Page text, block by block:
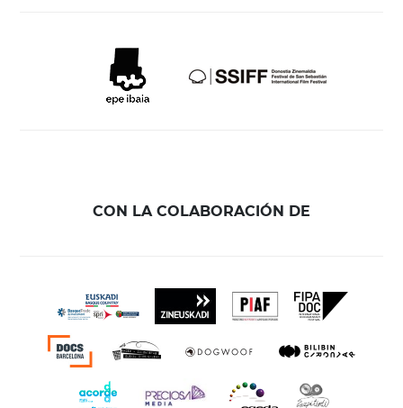
CON LA COLABORACIÓN DE